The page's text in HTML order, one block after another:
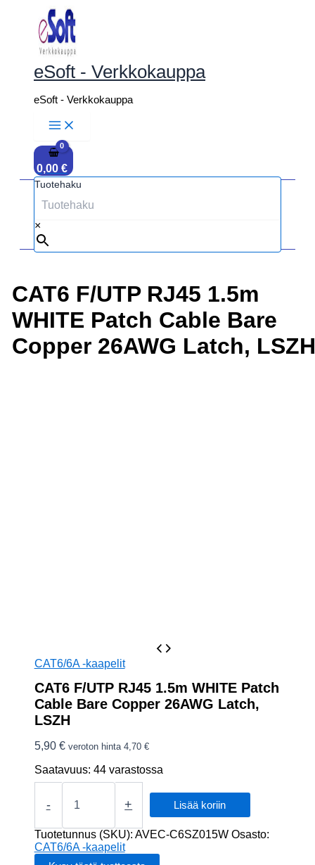
sisältöön
eSoft - Verkkokauppa
eSoft - Verkkokauppa
0,00 €
Tuotehaku
×
CAT6 F/UTP RJ45 1.5m
WHITE Patch Cable Bare
Copper 26AWG Latch, LSZH
CAT6/6A -kaapelit
CAT6 F/UTP RJ45 1.5m WHITE Patch
Cable Bare Copper 26AWG Latch,
LSZH
5,90 € veroton hinta 4,70 €
Saatavuus: 44 varastossa
-
1.5m
WHITE
Patch
+ Lisää koriin
Tuotetunnus (SKU): AVEC-C6SZ015W Osasto:
CAT6/6A -kaapelit